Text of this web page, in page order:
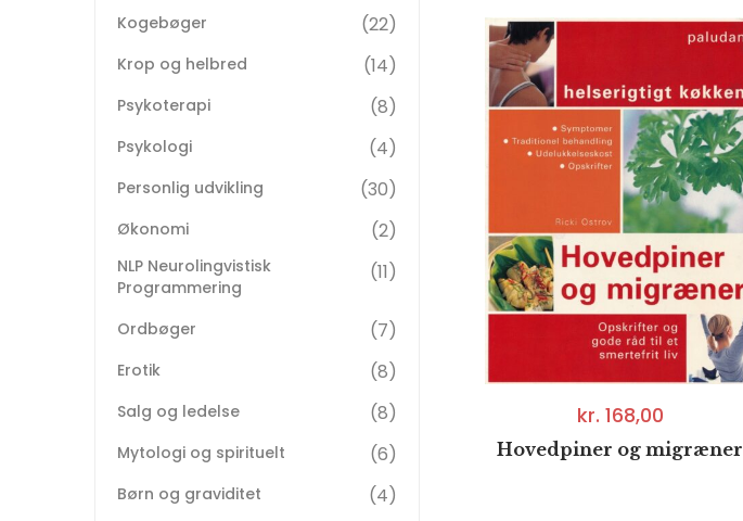
kr. 168,00
Hovedpiner og migræner
Kogebøger 22
Krop og helbred 14
Psykoterapi 8
Psykologi 4
Personlig udvikling 30
Økonomi 2
NLP Neurolingvistisk
Programmering
11
Ordbøger 7
Erotik 8
Salg og ledelse 8
Mytologi og spirituelt 6
Børn og graviditet 4